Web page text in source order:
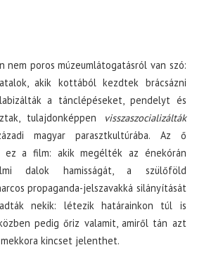
nem poros múzeumlátogatásról van szó:
akik kottából kezdtek brácsázni
a tánclépéseket, pendelyt és
tulajdonképpen
visszaszocializálták
magyar parasztkultúrába. Az ő
ez a film: akik megélték az énekórán
dalok hamisságát, a szülőföld
propaganda-jelszavakká silányítását
nekik: létezik határainkon túl is
pedig őriz valamit, amiről tán azt
mekkora kincset jelenthet.